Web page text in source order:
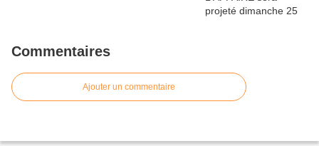
Commentaires
Ajouter un commentaire